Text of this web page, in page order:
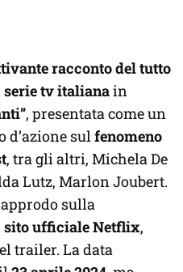
racconto del tutto
serie tv italianain
, presentata come un
d’azione sul fenomeno
, tra gli altri, Michela De
Lutz, Marlon Joubert.
sulla
sito ufficiale Netflix,
trailer. La data